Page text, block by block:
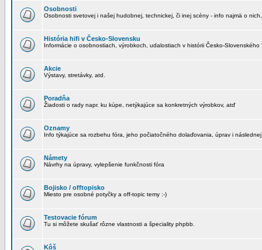
Osobnosti
Osobnosti svetovej i našej hudobnej, technickej, či inej scény - info najmä o
História hifi v Česko-Slovensku
Informácie o osobnostiach, výrobkoch, udalostiach v histórii Česko-Slovenského
Akcie
Výstavy, stretávky, atd.
Poradňa
Žiadosti o rady napr. ku kúpe, netýkajúce sa konkretných výrobkov, atď
Oznamy
Info týkajúce sa rozbehu fóra, jeho počiatočného dolaďovania, úprav i
Námety
Návrhy na úpravy, vylepšenie funkčnosti fóra
Bojisko / offtopisko
Miesto pre osobné potyčky a off-topic temy :-)
Testovacie fórum
Tu si môžete skušať rôzne vlastnosti a špeciality phpbb.
Kôš